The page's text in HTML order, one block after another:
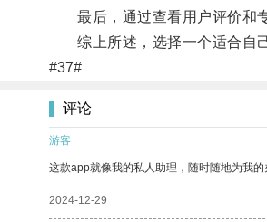
最后，通过查看用户评价和专
综上所述，选择一个适合自己
#37#
评论
游客
这款app就像我的私人助理，随时随地为我的
2024-12-29